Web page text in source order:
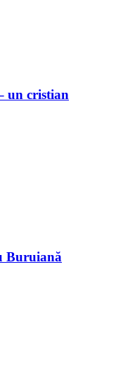
un cristian
Buruiană